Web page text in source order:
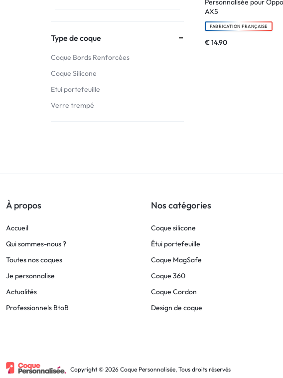
BUDGETS
LIVRAISON
48
HEURES
!
Personnalisée pour Oppo
AX5
FABRICATION FRANÇAISE
€14.90
Type de coque
Coque Bords Renforcées
Coque Silicone
Etui portefeuille
Verre trempé
À propos
Accueil
Qui sommes-nous ?
Toutes nos coques
Je personnalise
Actualités
Professionnels BtoB
Nos catégories
Coque silicone
Étui portefeuille
Coque MagSafe
Coque 360
Coque Cordon
Design de coque
Copyright © 2026 Coque Personnalisée, Tous droits réservés